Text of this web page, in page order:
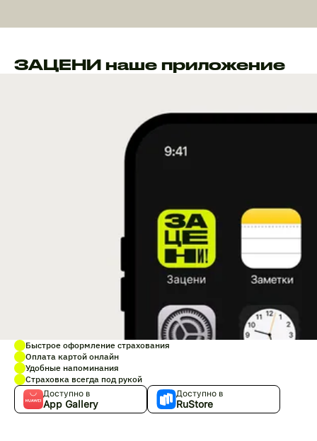
ЗАЦЕНИ наше приложение
Быстрое оформление страхования
Оплата картой онлайн
Удобные напоминания
Страховка всегда под рукой
Доступно в
App Gallery
Доступно в
RuStore